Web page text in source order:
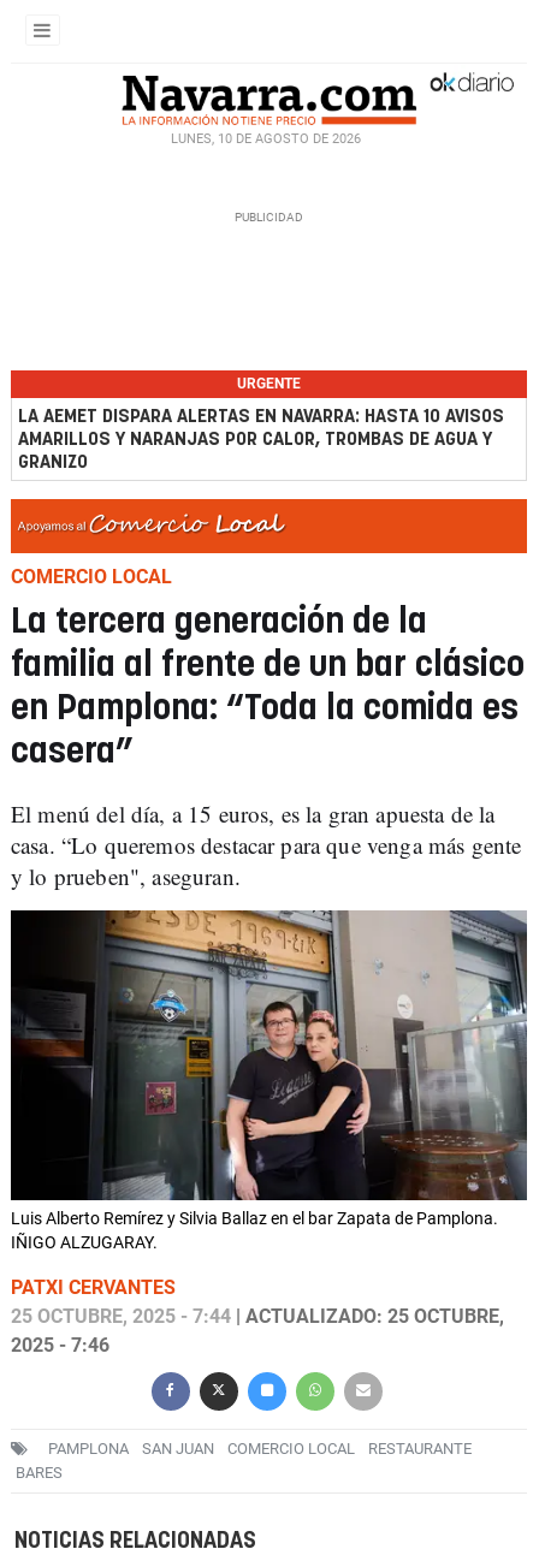
LUNES, 10 DE AGOSTO DE 2026
URGENTE
LA AEMET DISPARA ALERTAS EN NAVARRA: HASTA 10 AVISOS
AMARILLOS Y NARANJAS POR CALOR, TROMBAS DE AGUA Y
GRANIZO
COMERCIO LOCAL
La tercera generación de la
familia al frente de un bar clásico
en Pamplona: “Toda la comida es
casera”
El menú del día, a 15 euros, es la gran apuesta de la
casa. “Lo queremos destacar para que venga más gente
y lo prueben", aseguran.
Luis Alberto Remírez y Silvia Ballaz en el bar Zapata de Pamplona.
IÑIGO ALZUGARAY.
PATXI CERVANTES
25 OCTUBRE, 2025 - 7:44 | ACTUALIZADO: 25 OCTUBRE,
2025 - 7:46
PAMPLONA SAN JUAN COMERCIO LOCAL
RESTAURANTE
BARES
NOTICIAS RELACIONADAS